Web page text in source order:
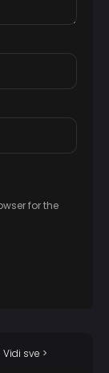
for the
Vidi sve >